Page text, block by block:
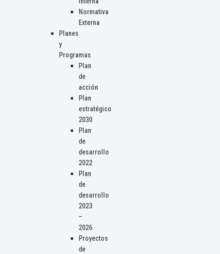
Normativa
Externa
Planes
y
Programas
Plan
de
acción
Plan
estratégico
2030
Plan
de
desarrollo
2022
Plan
de
desarrollo
2023
–
2026
Proyectos
de